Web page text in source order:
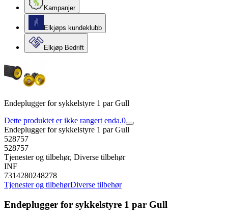
Kampanjer
Elkjøps kundeklubb
Elkjøp Bedrift
Endeplugger for sykkelstyre 1 par Gull
Dette produktet er ikke rangert enda.0
Endeplugger for sykkelstyre 1 par Gull
528757
528757
Tjenester og tilbehør, Diverse tilbehør
INF
7314280248278
Tjenester og tilbehørDiverse tilbehør
Endeplugger for sykkelstyre 1 par Gull